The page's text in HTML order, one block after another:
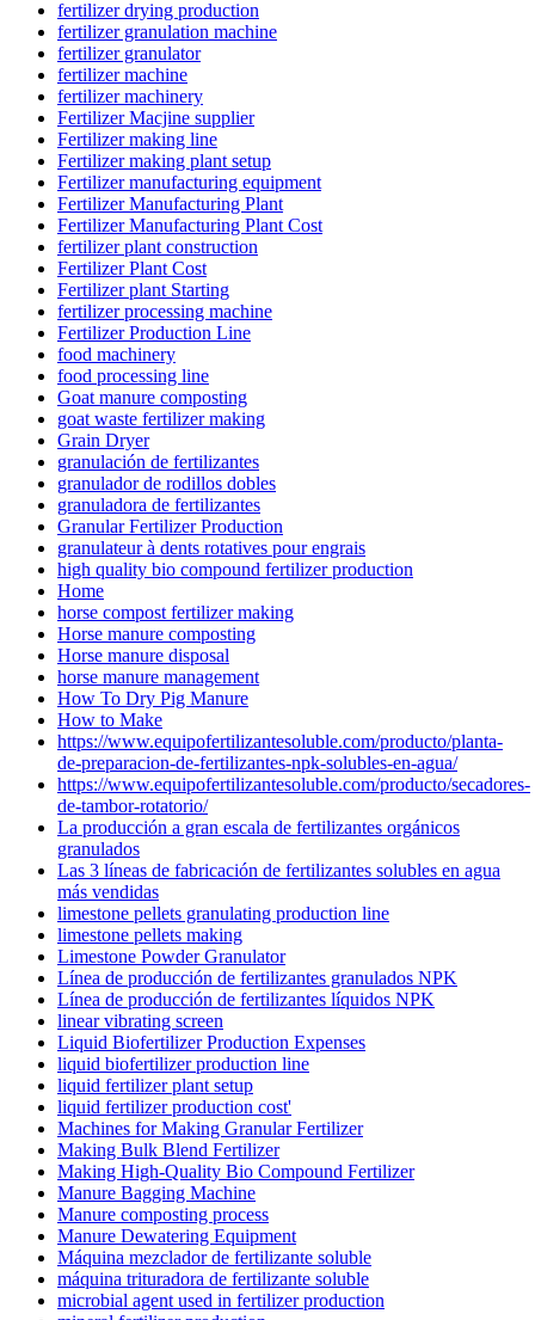
fertilizer drying production
fertilizer granulation machine
fertilizer granulator
fertilizer machine
fertilizer machinery
Fertilizer Macjine supplier
Fertilizer making line
Fertilizer making plant setup
Fertilizer manufacturing equipment
Fertilizer Manufacturing Plant
Fertilizer Manufacturing Plant Cost
fertilizer plant construction
Fertilizer Plant Cost
Fertilizer plant Starting
fertilizer processing machine
Fertilizer Production Line
food machinery
food processing line
Goat manure composting
goat waste fertilizer making
Grain Dryer
granulación de fertilizantes
granulador de rodillos dobles
granuladora de fertilizantes
Granular Fertilizer Production
granulateur à dents rotatives pour engrais
high quality bio compound fertilizer production
Home
horse compost fertilizer making
Horse manure composting
Horse manure disposal
horse manure management
How To Dry Pig Manure
How to Make
https://www.equipofertilizantesoluble.com/producto/planta-
de-preparacion-de-fertilizantes-npk-solubles-en-agua/
https://www.equipofertilizantesoluble.com/producto/secadores-
de-tambor-rotatorio/
La producción a gran escala de fertilizantes orgánicos
granulados
Las 3 líneas de fabricación de fertilizantes solubles en agua
más vendidas
limestone pellets granulating production line
limestone pellets making
Limestone Powder Granulator
Línea de producción de fertilizantes granulados NPK
Línea de producción de fertilizantes líquidos NPK
linear vibrating screen
Liquid Biofertilizer Production Expenses
liquid biofertilizer production line
liquid fertilizer plant setup
liquid fertilizer production cost'
Machines for Making Granular Fertilizer
Making Bulk Blend Fertilizer
Making High-Quality Bio Compound Fertilizer
Manure Bagging Machine
Manure composting process
Manure Dewatering Equipment
Máquina mezclador de fertilizante soluble
máquina trituradora de fertilizante soluble
microbial agent used in fertilizer production